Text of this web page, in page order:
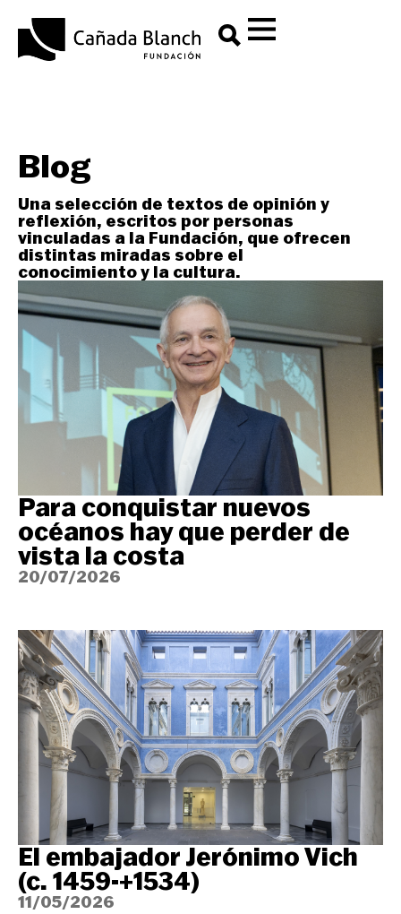
Blog
Una selección de textos de opinión y
reflexión, escritos por personas
vinculadas a la Fundación, que ofrecen
distintas miradas sobre el
conocimiento y la cultura.
Para conquistar nuevos
océanos hay que perder de
vista la costa
20/07/2026
El embajador Jerónimo Vich
(c. 1459-+1534)
11/05/2026